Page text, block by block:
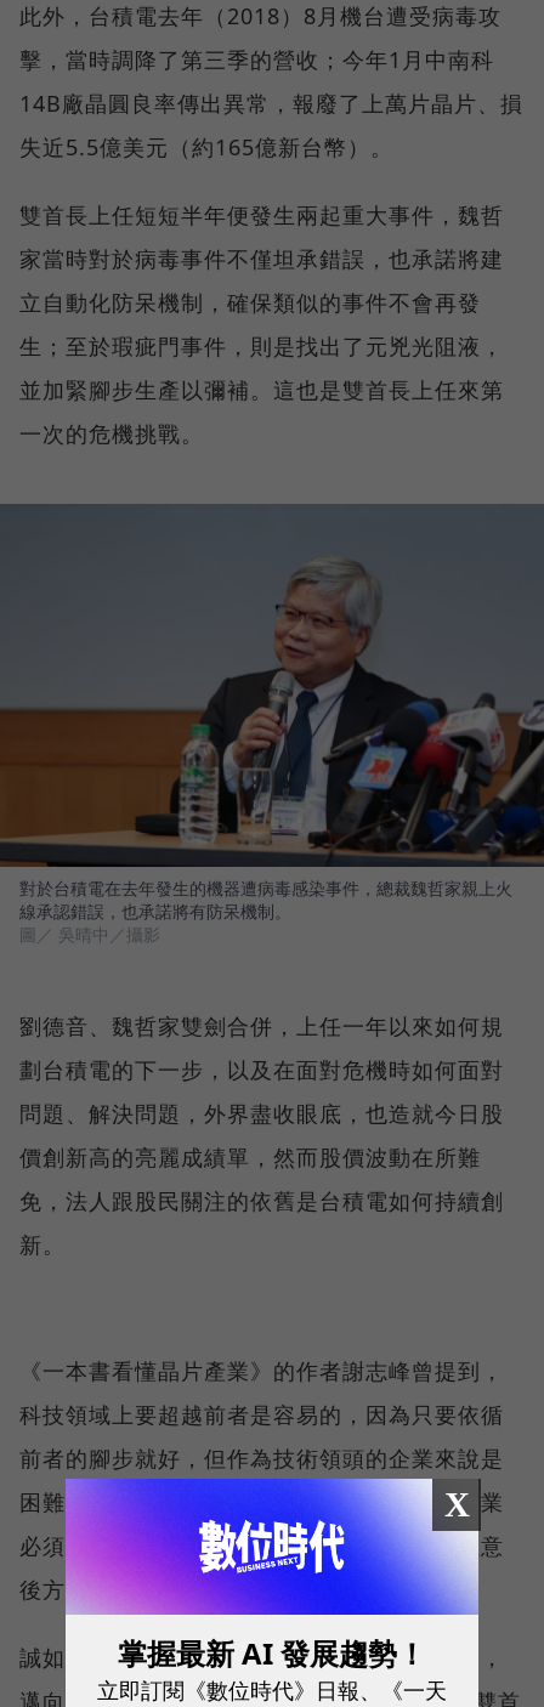
此外，台積電去年（2018）8月機台遭受病毒攻
擊，當時調降了第三季的營收；今年1月中南科
14B廠晶圓良率傳出異常，報廢了上萬片晶片、損
失近5.5億美元（約165億新台幣）。
雙首長上任短短半年便發生兩起重大事件，魏哲
家當時對於病毒事件不僅坦承錯誤，也承諾將建
立自動化防呆機制，確保類似的事件不會再發
生；至於瑕疵門事件，則是找出了元兇光阻液，
並加緊腳步生產以彌補。這也是雙首長上任來第
一次的危機挑戰。
對於台積電在去年發生的機器遭病毒感染事件，總裁魏哲家親上火
線承認錯誤，也承諾將有防呆機制。
圖／ 吳晴中／攝影
劉德音、魏哲家雙劍合併，上任一年以來如何規
劃台積電的下一步，以及在面對危機時如何面對
問題、解決問題，外界盡收眼底，也造就今日股
價創新高的亮麗成績單，然而股價波動在所難
免，法人跟股民關注的依舊是台積電如何持續創
新。
《一本書看懂晶片產業》的作者謝志峰曾提到，
科技領域上要超越前者是容易的，因為只要依循
前者的腳步就好，但作為技術領頭的企業來說是
困難的，因為前方沒有任何經驗可以學習。企業
必須要瞻前顧後：技術必須要往前，也必須注意
後方的勁敵是否會有機會追上甚至超車。
誠如劉德音所言，台積電最大的敵人就是自己，
邁向300大關之後如何站穩腳步？還要看兩位雙首
X
掌握最新 AI 發展趨勢！
立即訂閱《數位時代》日報、《一天